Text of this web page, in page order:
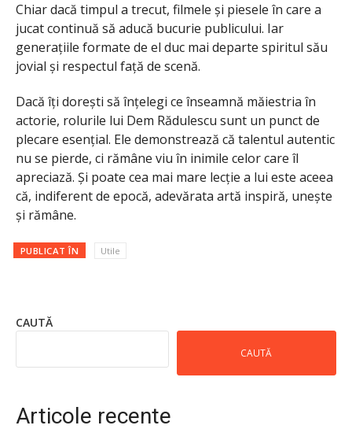
Chiar dacă timpul a trecut, filmele și piesele în care a
jucat continuă să aducă bucurie publicului. Iar
generațiile formate de el duc mai departe spiritul său
jovial și respectul față de scenă.
Dacă îți dorești să înțelegi ce înseamnă măiestria în
actorie, rolurile lui Dem Rădulescu sunt un punct de
plecare esențial. Ele demonstrează că talentul autentic
nu se pierde, ci rămâne viu în inimile celor care îl
apreciază. Și poate cea mai mare lecție a lui este aceea
că, indiferent de epocă, adevărata artă inspiră, unește
și rămâne.
PUBLICAT ÎN Utile
CAUTĂ
CAUTĂ
Articole recente